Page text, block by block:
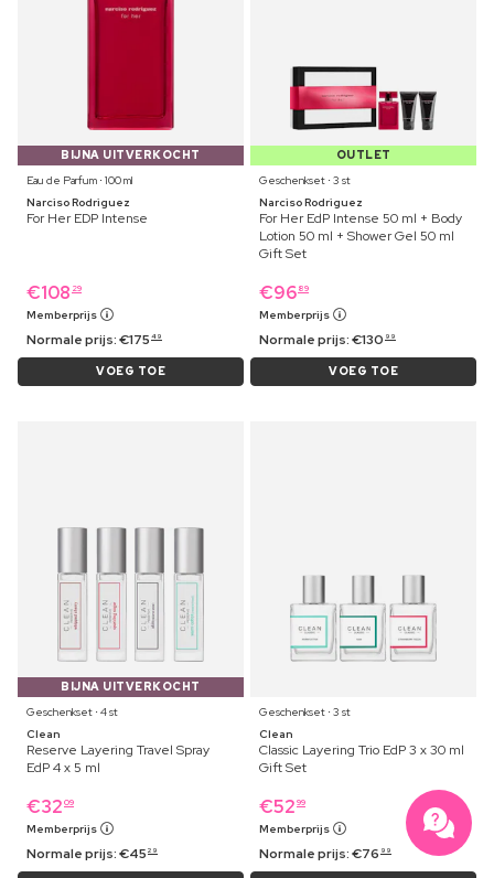
BIJNA UITVERKOCHT
Eau de Parfum ⋅ 100 ml
Narciso Rodriguez
For Her EDP Intense
€108 29
Memberprijs
Normale prijs:€175 49
VOEG TOE
OUTLET
Geschenkset ⋅ 3 st
Narciso Rodriguez
For Her EdP Intense 50 ml + Body
Lotion 50 ml + Shower Gel 50 ml
Gift Set
€96 89
Memberprijs
Normale prijs:€130 99
VOEG TOE
BIJNA UITVERKOCHT
Geschenkset ⋅ 4 st
Clean
Reserve Layering Travel Spray
EdP 4 x 5 ml
€32 09
Memberprijs
Normale prijs:€45 29
Geschenkset ⋅ 3 st
Clean
Classic Layering Trio EdP 3 x 30 ml
Gift Set
€52 99
Memberprijs
Normale prijs:€76 99